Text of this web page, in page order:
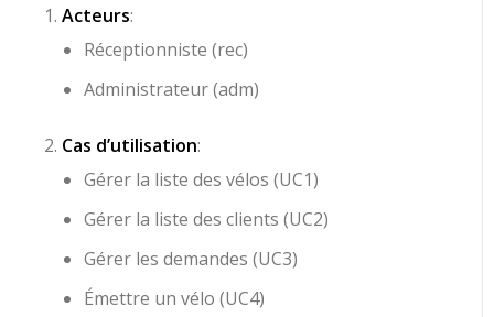
Acteurs:
Réceptionniste (rec)
Administrateur(adm)
Cas d’utilisation:
Gérer la liste des vélos (UC1)
Gérer la liste des clients (UC2)
Gérer les demandes (UC3)
Émettre un vélo (UC4)